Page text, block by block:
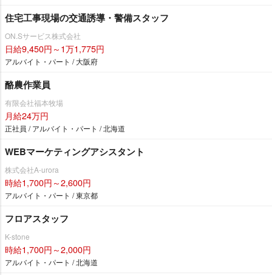
住宅工事現場の交通誘導・警備スタッフ
ON.Sサービス株式会社
日給9,450円～1万1,775円
アルバイト・パート / 大阪府
酪農作業員
有限会社福本牧場
月給24万円
正社員 / アルバイト・パート / 北海道
WEBマーケティングアシスタント
株式会社A-urora
時給1,700円～2,600円
アルバイト・パート / 東京都
フロアスタッフ
K-stone
時給1,700円～2,000円
アルバイト・パート / 北海道